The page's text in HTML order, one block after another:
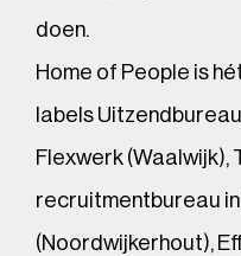
doen.
Home of People is
labels
Flexwerk (Waalwijk),
recruitmentbureau
(Noordwijkerhout),